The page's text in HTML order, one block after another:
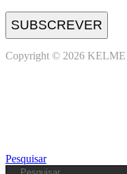
SUBSCREVER
Copyright © 2026 KELME
Pesquisar